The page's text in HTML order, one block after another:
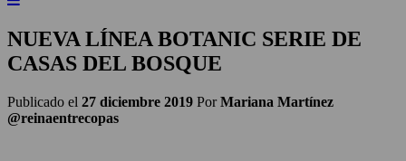
NUEVA LÍNEA BOTANIC SERIE DE
CASAS DEL BOSQUE
Publicado el 27 diciembre 2019 PorMariana Martínez
@reinaentrecopas